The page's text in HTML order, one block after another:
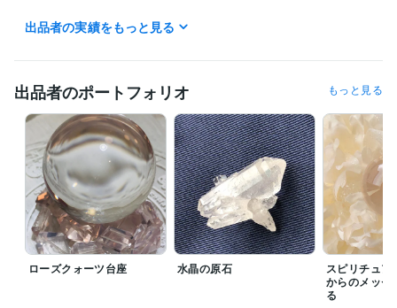
記載している日程より早期の鑑定・送付、送付時間の指定、更に詳細な
結果送付時間の問い合わせ、もしくは今すぐ鑑定して欲しいなどのご要
鑑定結果の送付をもって納品とさせて頂きます。
経験職種
コンサルタント / 経営コンサルタント 経験年数 : 11年
管理 / 財務 経験年数 : 11年
ライフスタイル・その他 / 占い師 経験年数 : 15年
得意分野
占い スピリチュアル・メンター タロット ダウジング
恋愛 仕事 人生
出品者の実績をもっと見る
出品者のポートフォリオ もっと見る
ローズクォーツ台座 水晶の原石
スピリチュア
からのメッセ
る